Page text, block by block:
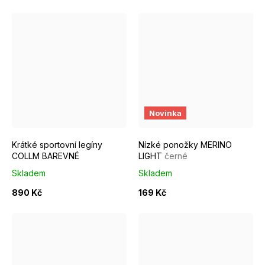
Krátké sportovní legíny
COLLM BAREVNÉ
Skladem
890 Kč
Novinka
Nízké ponožky MERINO
LIGHT černé
Skladem
169 Kč
EUR 37 - 39